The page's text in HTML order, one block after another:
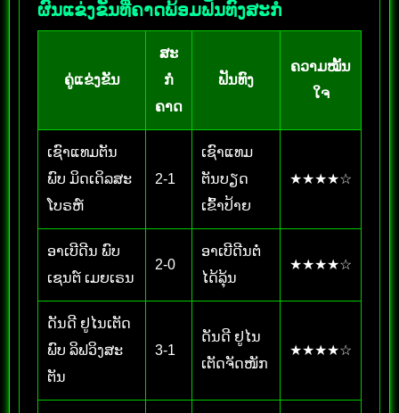
ຜົນແຂ່ງຂັນທີ່ຄາດພ້ອມຟັນທົງສະກໍ
ຄູ່ແຂ່ງຂັນ
ສະ
ກໍ
ຄາດ
ຟັນທົງ
ຄວາມໝັ້ນ
ໃຈ
ເຊົາແທມຕັນ
ພົບ ມິດເດິລສະ
ໂບຣຫ໌
2-1
ເຊົາແທມ
ຕັນບຽດ
ເຂົ້າປ້າຍ
★★★★☆
ອາເບີດີນ ພົບ
ເຊນຕ໌ ເມຍເຣນ
2-0
ອາເບີດີນຕໍ່
ໄດ້ລຸ້ນ
★★★★☆
ດັນດີ ຢູໄນເຕັດ
ພົບ ລິຟວິງສະ
ຕັນ
3-1
ດັນດີ ຢູໄນ
ເຕັດຈັດໜັກ
★★★★☆